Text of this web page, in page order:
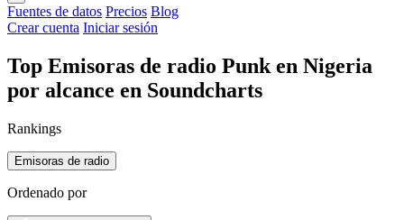
Fuentes de datos Precios Blog
Crear cuenta Iniciar sesión
Top Emisoras de radio Punk en Nigeria
por alcance en Soundcharts
Rankings
Emisoras de radio
Ordenado por